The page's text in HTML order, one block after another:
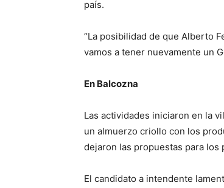
país.
“La posibilidad de que Alberto
vamos a tener nuevamente un
En Balcozna
Las actividades iniciaron en la
un almuerzo criollo con los
dejaron las propuestas para los
El candidato a intendente